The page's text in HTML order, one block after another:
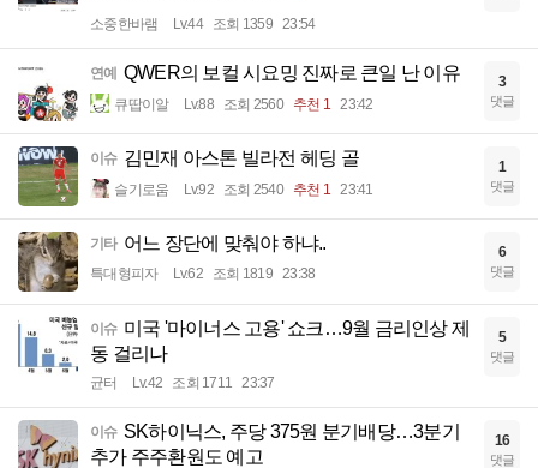
소중한바램 Lv.44 조회 1359 23:54
연예 QWER의 보컬 시요밍 진짜로 큰일 난 이유
큐땁이알 Lv.88 조회 2560 추천 1 23:42
3
댓글
이슈 김민재 아스톤 빌라전 헤딩 골
슬기로움 Lv.92 조회 2540 추천 1 23:41
1
댓글
기타 어느 장단에 맞춰야 하냐..
특대형피자 Lv.62 조회 1819 23:38
6
댓글
이슈 미국 '마이너스 고용' 쇼크…9월 금리인상 제
동 걸리나
균터 Lv.42 조회 1711 23:37
5
댓글
이슈 SK하이닉스, 주당 375원 분기배당…3분기
추가 주주환원도 예고
16
댓글